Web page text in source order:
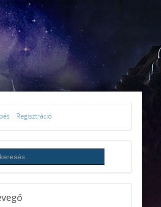
| Regisztráció